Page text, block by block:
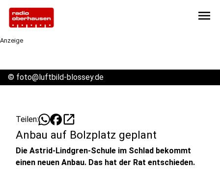
menu
Anzeige
© foto@luftbild-blossey.de
Teilen: open_in_new
Anbau auf Bolzplatz geplant
Die Astrid-Lindgren-Schule im Schlad bekommt
einen neuen Anbau. Das hat der Rat entschieden.